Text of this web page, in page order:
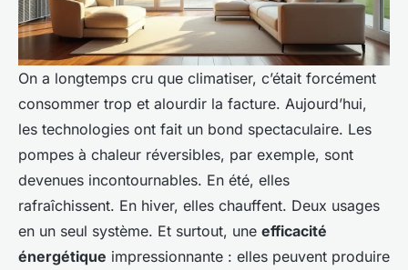
On a longtemps cru que climatiser, c’était forcément
consommer trop et alourdir la facture. Aujourd’hui,
les technologies ont fait un bond spectaculaire. Les
pompes à chaleur réversibles, par exemple, sont
devenues incontournables. En été, elles
rafraîchissent. En hiver, elles chauffent. Deux usages
en un seul système. Et surtout, une efficacité
énergétique impressionnante : elles peuvent produire